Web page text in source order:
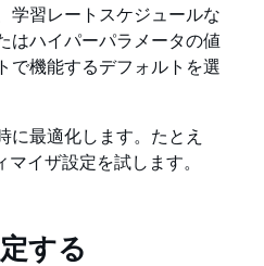
学習レートスケジュールな
はハイパーパラメータの値
で機能するデフォルトを選
に最適化します。たとえ
イザ設定を試します。
する